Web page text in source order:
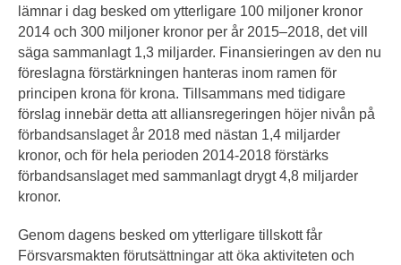
lämnar i dag besked om ytterligare 100 miljoner kronor
2014 och 300 miljoner kronor per år 2015–2018, det vill
säga sammanlagt 1,3 miljarder. Finansieringen av den nu
föreslagna förstärkningen hanteras inom ramen för
principen krona för krona. Tillsammans med tidigare
förslag innebär detta att alliansregeringen höjer nivån på
förbandsanslaget år 2018 med nästan 1,4 miljarder
kronor, och för hela perioden 2014-2018 förstärks
förbandsanslaget med sammanlagt drygt 4,8 miljarder
kronor.
Genom dagens besked om ytterligare tillskott får
Försvarsmakten förutsättningar att öka aktiviteten och